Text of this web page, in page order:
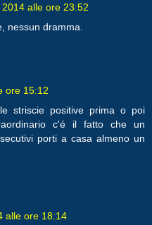
alle ore 23:52
nessun dramma.
ore 15:12
striscie positive prima o poi
c'é il fatto che un
porti a casa almeno un
alle ore 18:14